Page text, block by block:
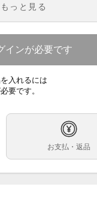
っと見る
インが必要です
入れるには
要です。
お支払・返品